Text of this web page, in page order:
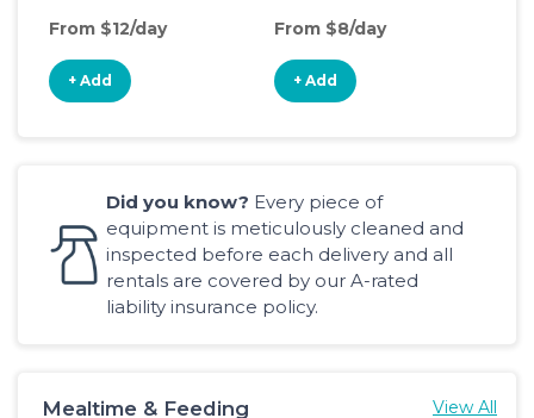
From $12/day
+ Add
From $8/day
+ Add
Did you know? Every piece of
equipment is meticulously cleaned and
inspected before each delivery and all
rentals are covered by our A-rated
liability insurance policy.
Mealtime & Feeding View All